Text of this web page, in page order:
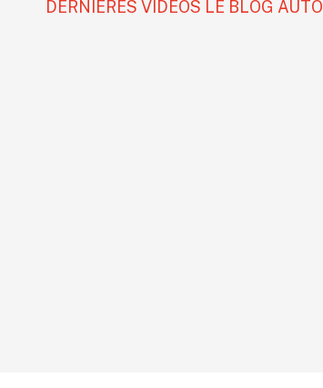
DERNIÈRES VIDÉOS LE BLOG AUTO